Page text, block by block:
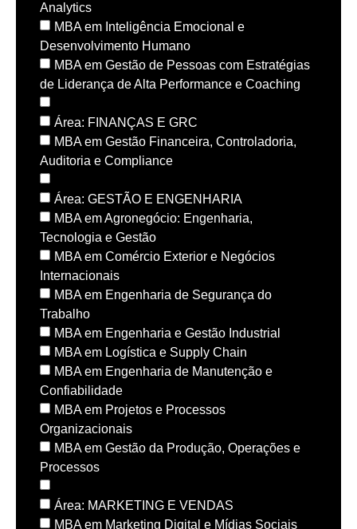
Analytics
MBA em Inteligência Emocional e
Desenvolvimento Humano
MBA em Gestão de Pessoas com Estratégias
de Liderança de Alta Performance e Coaching
Área: FINANÇAS E GRC
MBA em Gestão Financeira, Controladoria,
Auditoria e Compliance
Área: GESTÃO E ENGENHARIA
MBA em Agronegócio: Engenharia,
Tecnologia e Gestão
MBA em Comércio Exterior e Negócios
Internacionais
MBA em Engenharia de Segurança do
Trabalho
MBA em Engenharia e Gestão Industrial
MBA em Logística e Supply Chain
MBA em Engenharia de Manutenção e
Confiabilidade
MBA em Projetos e Processos
Organizacionais
MBA em Gestão da Produção, Operações e
Processos
Área: MARKETING E VENDAS
MBA em Marketing Digital e Mídias Sociais